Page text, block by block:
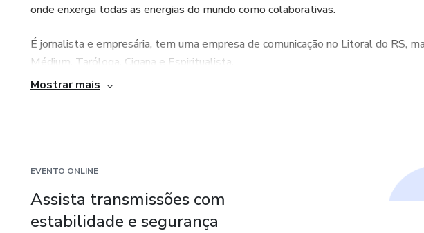
onde enxerga todas as energias do mundo como colaborativas.
É jornalista e empresária, tem uma empresa de comunicação no Litoral do RS,
Médium, Taróloga, Cigana e Espiritualista.
desde 2010
Jornalista
Mostrar mais
EVENTO ONLINE
Assista transmissões com
estabilidade e segurança